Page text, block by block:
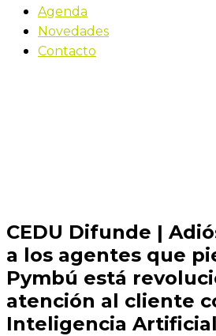
Agenda
Novedades
Contacto
CEDU Difunde |
a los agentes que
Pymbú está
atención al cliente
Inteligencia